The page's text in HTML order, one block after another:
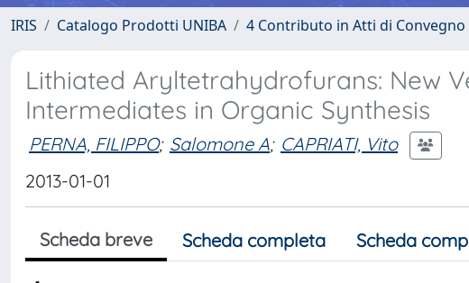
IRIS Catalogo Prodotti UNIBA 4 Contributo in Atti di
Lithiated Aryltetrahydrofurans: New
Intermediates in Organic Synthesis
PERNA, FILIPPO; Salomone A; CAPRIATI, Vito
2013-01-01
Scheda breve Scheda completa Scheda